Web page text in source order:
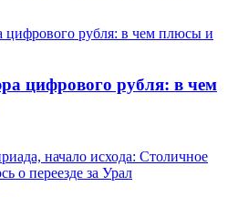
цифрового рубля: в чем